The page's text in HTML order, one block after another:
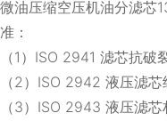
微油压缩空压机油分滤芯
准：
（1）ISO 2941 滤芯抗破
（2）ISO 2942 液压滤
（3）ISO 2943 液压滤